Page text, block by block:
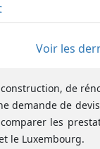
Voir les
de
demande de
les
le Luxembourg.